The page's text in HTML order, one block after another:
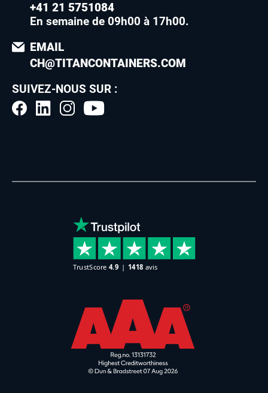
+41 21 5751084
En semaine de 09h00 à 17h00.
EMAIL
CH@TITANCONTAINERS.COM
SUIVEZ-NOUS SUR :